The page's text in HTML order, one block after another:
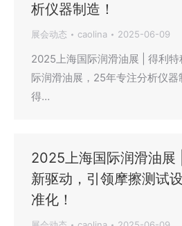
析仪器制造！
展会动态 caolina 2025-06-09
2025上海国际润滑油展 | 得利
际润滑油展，25年专注分析仪
得…
2025上海国际润滑油展
新驱动，引领摩擦测试
准化！